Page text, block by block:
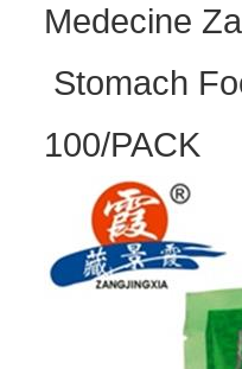
Medecine
Stomach
100/PACK